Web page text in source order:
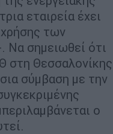
εταιρεία έχει
χρήσης των
Να σημειωθεί ότι
στη Θεσσαλονίκης
σύμβαση με την
ο